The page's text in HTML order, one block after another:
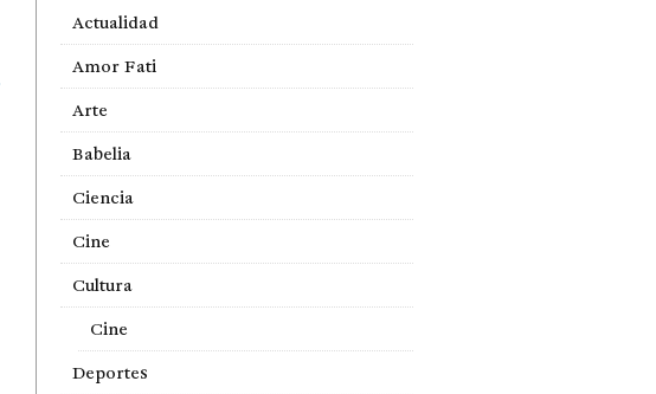
Actualidad
Amor Fati
Arte
Babelia
Ciencia
Cine
Cultura
Cine
Deportes